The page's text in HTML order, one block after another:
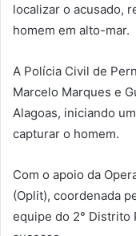
localizar o acusado,
homem em alto-mar.
A Polícia Civil de
Marcelo Marques e
Alagoas, iniciando
capturar o homem.
Com o apoio da
(Oplit), coordenada
equipe do 2° Distrito